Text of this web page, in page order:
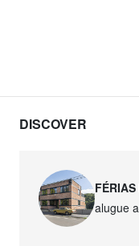
DISCOVER
alugue